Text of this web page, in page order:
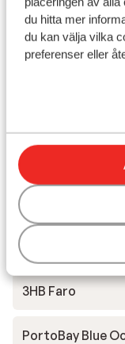
du hitta mer
du kan välja vilka
preferenser eller
Avstånd till
Avstånd till
Andra
3HB Faro
PortoBay Blue